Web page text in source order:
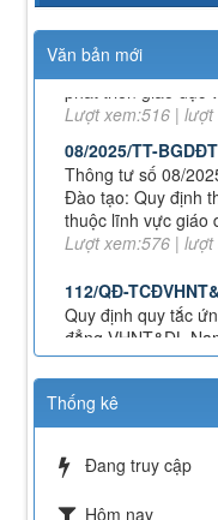
Văn bản mới
71-NQ/TW
Nghị quyết số 71-
phát triển giáo dục
Lượt xem:516 | lượt
08/2025/TT-BGDĐT
Thông tư số 08/
Đào tạo: Quy định
thuộc lĩnh vực giáo
Lượt xem:576 | lượt
112/QĐ-
Quy định quy tắc
đẳng VHNT&DL
Lượt xem:154 |
Kế hoạch chuyển
Lượt xem:248 | lượt
Quy định về chính
Thống kê
Đang truy cập
Hôm nay